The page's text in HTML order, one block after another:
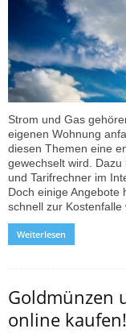
Strom und Gas
eigenen Wohnung
diesen Themen eine
gewechselt wird.
und Tarifrechner im
Doch einige Angebote
schnell zur Kostenfalle
Weiterlesen
Goldmünzen
online kaufen!